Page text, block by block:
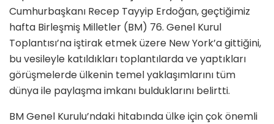
Cumhurbaşkanı Recep Tayyip Erdoğan, geçtiğimiz
hafta Birleşmiş Milletler (BM) 76. Genel Kurul
Toplantısı’na iştirak etmek üzere New York’a gittiğini,
bu vesileyle katıldıkları toplantılarda ve yaptıkları
görüşmelerde ülkenin temel yaklaşımlarını tüm
dünya ile paylaşma imkanı bulduklarını belirtti.
BM Genel Kurulu’ndaki hitabında ülke için çok önemli